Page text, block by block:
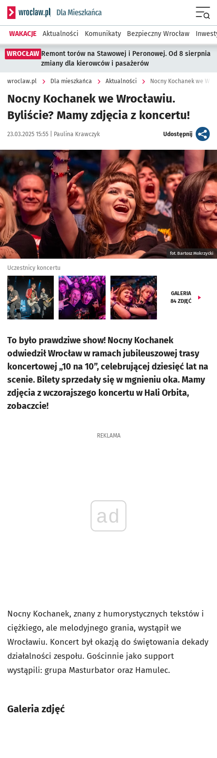
Serwis informacyjny wroclaw.pl podserwis: Dla mieszkańca
WAKACJE Aktualności Komunikaty Bezpieczny Wrocław
WROCŁAW Remont torów na Stawowej i Peronowej. Od 8 sierpnia
zmiany dla kierowców i pasażerów
wroclaw.pl Dla mieszkańca Aktualności Nocny Kochanek we
Nocny Kochanek we Wrocławiu.
Byliście? Mamy zdjęcia z koncertu!
Data publikacji:
23.03.2025 15:55 | Autor:
Paulina Krawczyk Udostępnijartykuł
Kliknij, aby zobaczyć galerię
fot. Bartosz Mokrzycki
Uczestnicy koncertu
GALERIA
84 ZDJĘĆ
To było prawdziwe show! Nocny Kochanek
odwiedził Wrocław w ramach jubileuszowej trasy
koncertowej „10 na 10”, celebrującej dziesięć lat na
scenie. Bilety sprzedały się w mgnieniu oka. Mamy
zdjęcia z wczorajszego koncertu w Hali Orbita,
zobaczcie!
REKLAMA
ad
Nocny Kochanek, znany z humorystycznych tekstów i
ciężkiego, ale melodyjnego grania, wystąpił we
Wrocławiu. Koncert był okazją do świętowania dekady
działalności zespołu. Gościnnie jako support
wystąpili: grupa Masturbator oraz Hamulec.
Galeria zdjęć